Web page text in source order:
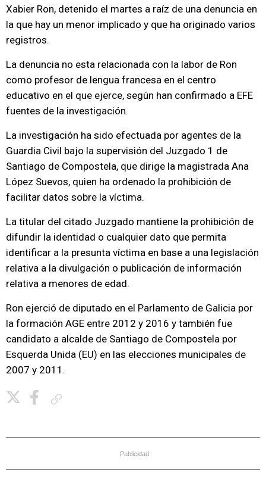
Xabier Ron, detenido el martes a raíz de una denuncia en
la que hay un menor implicado y que ha originado varios
registros.
La denuncia no esta relacionada con la labor de Ron
como profesor de lengua francesa en el centro
educativo en el que ejerce, según han confirmado a EFE
fuentes de la investigación.
La investigación ha sido efectuada por agentes de la
Guardia Civil bajo la supervisión del Juzgado 1 de
Santiago de Compostela, que dirige la magistrada Ana
López Suevos, quien ha ordenado la prohibición de
facilitar datos sobre la víctima.
La titular del citado Juzgado mantiene la prohibición de
difundir la identidad o cualquier dato que permita
identificar a la presunta víctima en base a una legislación
relativa a la divulgación o publicación de información
relativa a menores de edad.
Ron ejerció de diputado en el Parlamento de Galicia por
la formación AGE entre 2012 y 2016 y también fue
candidato a alcalde de Santiago de Compostela por
Esquerda Unida (EU) en las elecciones municipales de
2007 y 2011.
Publicidad